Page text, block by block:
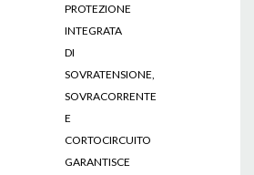
PROTEZIONE
INTEGRATA
DI
SOVRATENSIONE,
SOVRACORRENTE
E
CORTOCIRCUITO
GARANTISCE